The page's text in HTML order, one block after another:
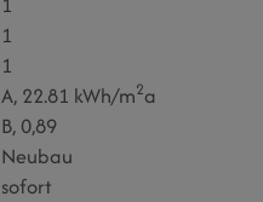
1
1
A, 22.81 kWh/m2a
B, 0,89
Neubau
sofort